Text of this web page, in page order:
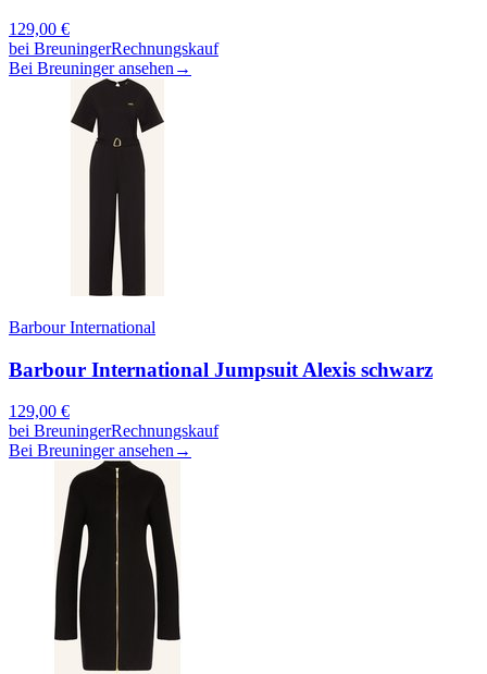
129,00 €
bei BreuningerRechnungskauf
Bei Breuninger ansehen →
Barbour International
Barbour International Jumpsuit Alexis schwarz
129,00 €
bei BreuningerRechnungskauf
Bei Breuninger ansehen →